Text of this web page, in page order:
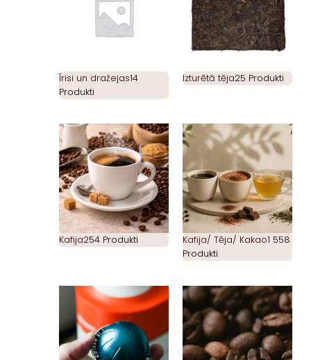
Īrisi un dražejas14
Produkti
Izturētā tēja25 Produkti
Kafija254 Produkti Kafija/ Tēja/ Kakao1 558
Produkti